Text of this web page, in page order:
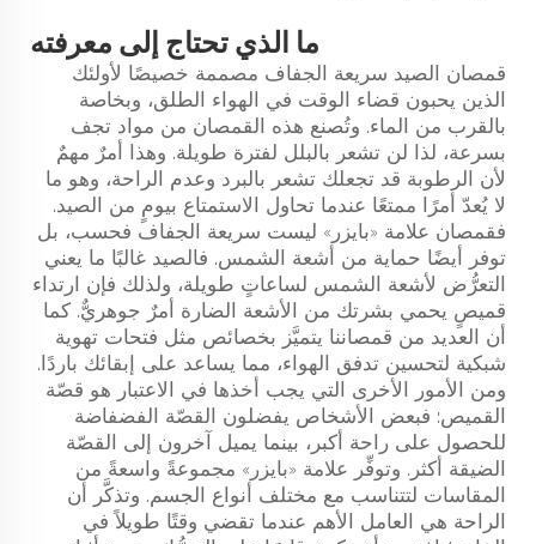
ما الذي تحتاج إلى معرفته
قمصان الصيد سريعة الجفاف مصممة خصيصًا لأولئك
الذين يحبون قضاء الوقت في الهواء الطلق، وبخاصة
بالقرب من الماء. وتُصنع هذه القمصان من مواد تجف
بسرعة، لذا لن تشعر بالبلل لفترة طويلة. وهذا أمرٌ مهمٌ
لأن الرطوبة قد تجعلك تشعر بالبرد وعدم الراحة، وهو ما
لا يُعدّ أمرًا ممتعًا عندما تحاول الاستمتاع بيومٍ من الصيد.
فقمصان علامة «بايزر» ليست سريعة الجفاف فحسب، بل
توفر أيضًا حماية من أشعة الشمس. فالصيد غالبًا ما يعني
التعرُّض لأشعة الشمس لساعاتٍ طويلة، ولذلك فإن ارتداء
قميصٍ يحمي بشرتك من الأشعة الضارة أمرٌ جوهريٌّ. كما
أن العديد من قمصاننا يتميَّز بخصائص مثل فتحات تهوية
شبكية لتحسين تدفق الهواء، مما يساعد على إبقائك باردًا.
ومن الأمور الأخرى التي يجب أخذها في الاعتبار هو قصّة
القميص: فبعض الأشخاص يفضلون القصّة الفضفاضة
للحصول على راحة أكبر، بينما يميل آخرون إلى القصّة
الضيقة أكثر. وتوفِّر علامة «بايزر» مجموعةً واسعةً من
المقاسات لتتناسب مع مختلف أنواع الجسم. وتذكَّر أن
الراحة هي العامل الأهم عندما تقضي وقتًا طويلاً في